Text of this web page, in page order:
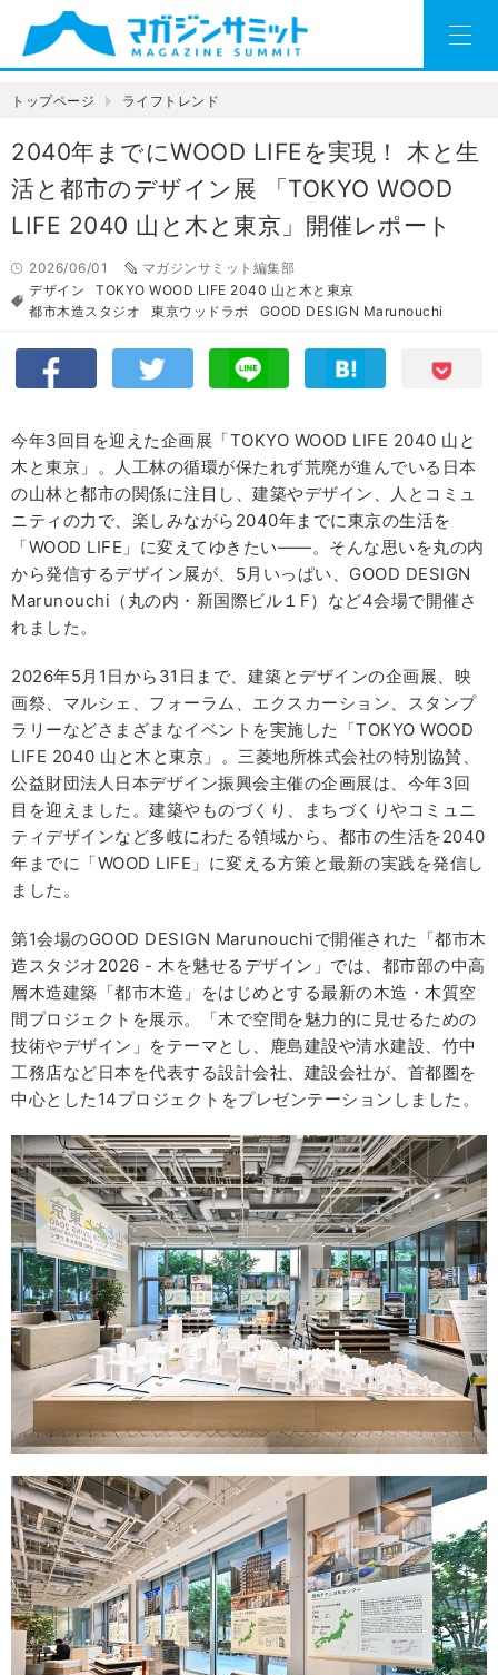
トップページ ライフトレンド
2040年までにWOOD LIFEを実現！ 木と生
活と都市のデザイン展 「TOKYO WOOD
LIFE 2040 山と木と東京」開催レポート
2026/06/01
マガジンサミット編集部
デザイン
TOKYO WOOD LIFE 2040 山と木と東京
都市木造スタジオ
東京ウッドラボ GOOD DESIGN Marunouchi
今年3回目を迎えた企画展「TOKYO WOOD LIFE 2040 山と
木と東京」。人工林の循環が保たれず荒廃が進んでいる日本
の山林と都市の関係に注目し、建築やデザイン、人とコミュ
ニティの力で、楽しみながら2040年までに東京の生活を
「WOOD LIFE」に変えてゆきたい――。そんな思いを丸の内
から発信するデザイン展が、5月いっぱい、GOOD DESIGN
Marunouchi（丸の内・新国際ビル１F）など4会場で開催さ
れました。
2026年5月1日から31日まで、建築とデザインの企画展、映
画祭、マルシェ、フォーラム、エクスカーション、スタンプ
ラリーなどさまざまなイベントを実施した「TOKYO WOOD
LIFE 2040 山と木と東京」。三菱地所株式会社の特別協賛、
公益財団法人日本デザイン振興会主催の企画展は、今年3回
目を迎えました。建築やものづくり、まちづくりやコミュニ
ティデザインなど多岐にわたる領域から、都市の生活を2040
年までに「WOOD LIFE」に変える方策と最新の実践を発信し
ました。
第1会場のGOOD DESIGN Marunouchiで開催された「都市木
造スタジオ2026 - 木を魅せるデザイン」では、都市部の中高
層木造建築「都市木造」をはじめとする最新の木造・木質空
間プロジェクトを展示。「木で空間を魅力的に見せるための
技術やデザイン」をテーマとし、鹿島建設や清水建設、竹中
工務店など日本を代表する設計会社、建設会社が、首都圏を
中心とした14プロジェクトをプレゼンテーションしました。